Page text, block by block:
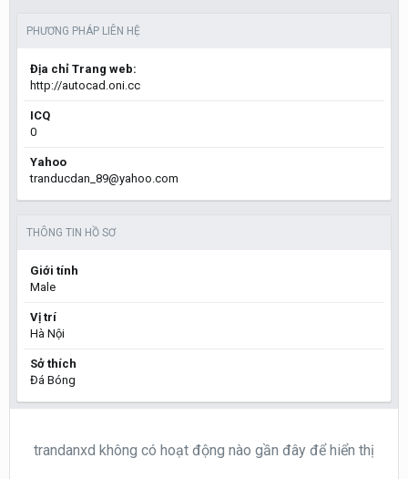
PHƯƠNG PHÁP LIÊN HỆ
Địa chỉ Trang web:
http://autocad.oni.cc
ICQ
0
Yahoo
tranducdan_89@yahoo.com
THÔNG TIN HỒ SƠ
Giới tính
Male
Vị trí
Hà Nội
Sở thích
Đá Bóng
trandanxd không có hoạt động nào gần đây để hiển thị